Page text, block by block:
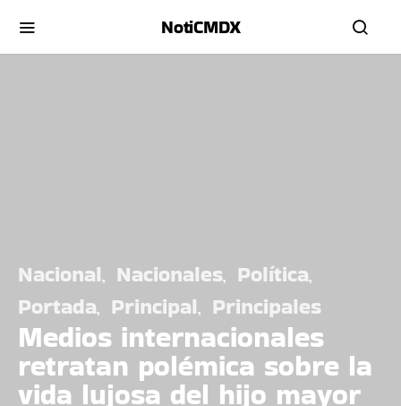
NotiCMDX
Nacional Nacionales Política
Portada Principal Principales
Medios internacionales
retratan polémica sobre la
vida lujosa del hijo mayor